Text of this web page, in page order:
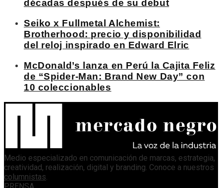
décadas después de su debut
Seiko x Fullmetal Alchemist:
Brotherhood: precio y disponibilidad
del reloj inspirado en Edward Elric
McDonald’s lanza en Perú la Cajita Feliz
de “Spider-Man: Brand New Day” con
10 coleccionables
Medio especializado en comunicación de marcas, estrategia,
creatividad, realización, digital y branding. Conoce a nuestros
columnistas.